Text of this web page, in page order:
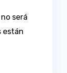
será
están